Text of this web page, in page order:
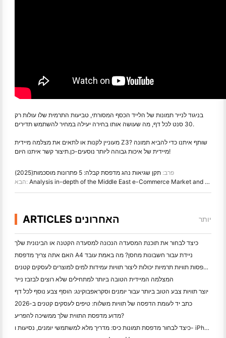
בניגוד לנייר תמונות של הלייד הכסף המסורתי, טביעות התרמית שלו עולות רק
30 סנט לכל דף, מה שעושה אותו בחירה יעילה במחיר להשתמש תדירים.
מעוניין לקנות או לתאים את מצלמה מיידית Z3? שותף איתנו כדי להביא תמונה
מיידית של איכות גבוהה ליותר נוסעים-כן. תיצור קשר איתנו היום!
פרב: תקן שגיאות נהג מדפסת קבלה: 5 פתרונות מוסכמות(2025)
הבא: Analysis in-depth of the Middle East e-Commerce Market and Logistics Challenges in 2025
ARTICLES האחרונים יותר
כיצד לבחור את תוכנת המסעדה הנכונה למסעדה הקטנה או הבינונית שלך
האם אתה צריך מדפסת A4 ניידת עבור חשבונות מחסן? מה באמת עובד
האם מדפסות תוויות תרמיות יכולות ליצור תוויות עמידות למים למוצרים לעסקים קטנים?
המצלמה המיידית הטובה ביותר למתחילים שלא רוצים לבזבז נייר
יוצר תוויות צבע הטוב ביותר עבור יומנים וסקראפבוקינג: הוסף צבע נוסף לכל דף
כתב יד לעומת הדפסה של תוויות משלוח: טיפים לעסקים קטנים ב-2026
מדוע מדפסת התווית שלך ממשיכה להפריע?
כיצד לבחור מדפסת תמונות כיס: מדריך מלא למשתמשי יומנים, נסיעות ו- iPhone